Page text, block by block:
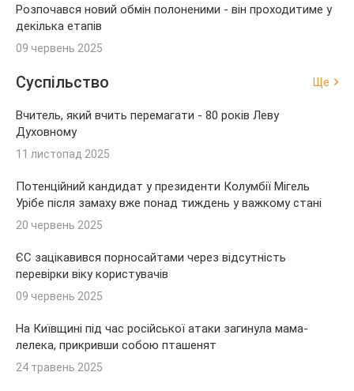
Розпочався новий обмін полоненими - він проходитиме у
декілька етапів
09 червень 2025
Суспільство Ще
Вчитель, який вчить перемагати - 80 років Леву
Духовному
11 листопад 2025
Потенційний кандидат у президенти Колумбії Мігель
Урібе після замаху вже понад тиждень у важкому стані
20 червень 2025
ЄС зацікавився порносайтами через відсутність
перевірки віку користувачів
09 червень 2025
На Київщині під час російської атаки загинула мама-
лелека, прикривши собою пташенят
24 травень 2025